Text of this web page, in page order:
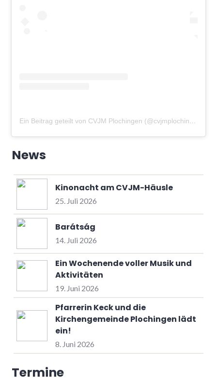
Ein Beitrag geteilt von CVJM Plochingen (@cvjmplochingen)
News
Kinonacht am CVJM-Häusle
25. Juli 2026
Barátság
14. Juli 2026
Ein Wochenende voller Musik und
Aktivitäten
19. Juni 2026
Pfarrerin Keck und die
Kirchengemeinde Plochingen lädt
ein!
8. Juni 2026
Termine